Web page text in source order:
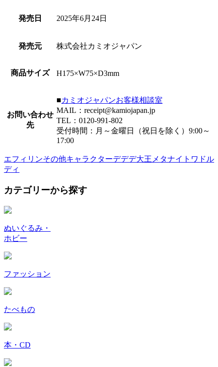
発売日 2025年6月24日
発売元 株式会社カミオジャパン
商品サイズ H175×W75×D3mm
お問い合わせ
先
■カミオジャパンお客様相談室
MAIL：receipt@kamiojapan.jp
TEL：0120-991-802
受付時間：月～金曜日（祝日を除く）9:00～
17:00
エフィリンその他キャラクターデデデ大王メタナイト ワドル
ディ
カテゴリーから探す
ぬいぐるみ・
ホビー
ファッション
たべもの
本・CD